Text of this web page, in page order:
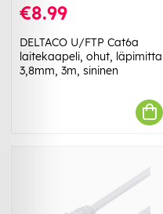
€8.99
DELTACO U/FTP Cat6a
laitekaapeli, ohut, läpimitta
3,8mm, 3m, sininen